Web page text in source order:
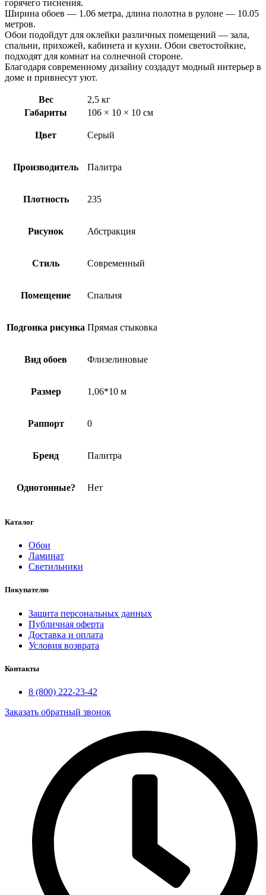
горячего тиснения.
Ширина обоев — 1.06 метра, длина полотна в рулоне — 10.05
метров.
Обои подойдут для оклейки различных помещений — зала,
спальни, прихожей, кабинета и кухни. Обои светостойкие,
подходят для комнат на солнечной стороне.
Благодаря современному дизайну создадут модный интерьер в
доме и привнесут уют.
Вес
2,5 кг
Габариты
106 × 10 × 10 см
Цвет Серый
Производитель Палитра
Плотность 235
Рисунок Абстракция
Стиль Современный
Помещение Спальня
Подгонка рисунка Прямая стыковка
Вид обоев Флизелиновые
Размер 1,06*10 м
Раппорт 0
Бренд Палитра
Однотонные? Нет
Каталог
Обои
Ламинат
Светильники
Покупателю
Защита персональных данных
Публичная оферта
Доставка и оплата
Условия возврата
Контакты
8 (800) 222-23-42
Заказать обратный звонок